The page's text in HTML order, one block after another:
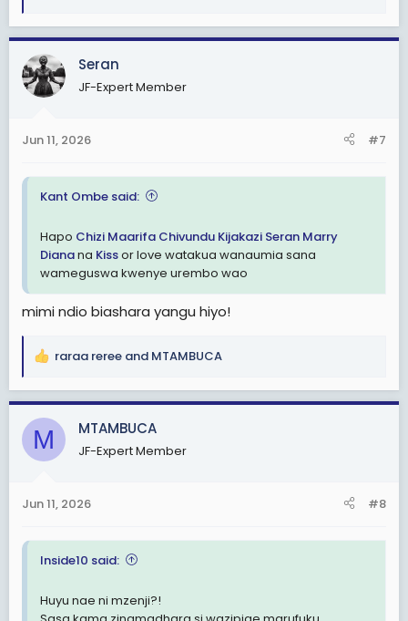
(cosmetics).
a
c
t
i
s
Seran
JF-Expert Member
Jun 11, 2026 #7
Kant Ombe said:
Hapo Chizi Maarifa Chivundu Kijakazi Seran Marry
Dianana Kissor love watakua wanaumia sana
wameguswa kwenye urembo wao
mimi ndio biashara yangu hiyo!
R
a
c
t
s
raraa reree and MTAMBUCA
M MTAMBUCA
JF-Expert Member
Jun 11, 2026 #8
Inside10 said:
Huyu nae ni mzenji?!